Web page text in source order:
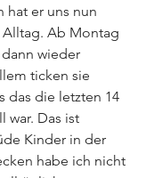
hat er uns nun
Ab Montag
wieder
ticken sie
das die letzten 14
war. Das ist
Kinder in der
habe ich nicht